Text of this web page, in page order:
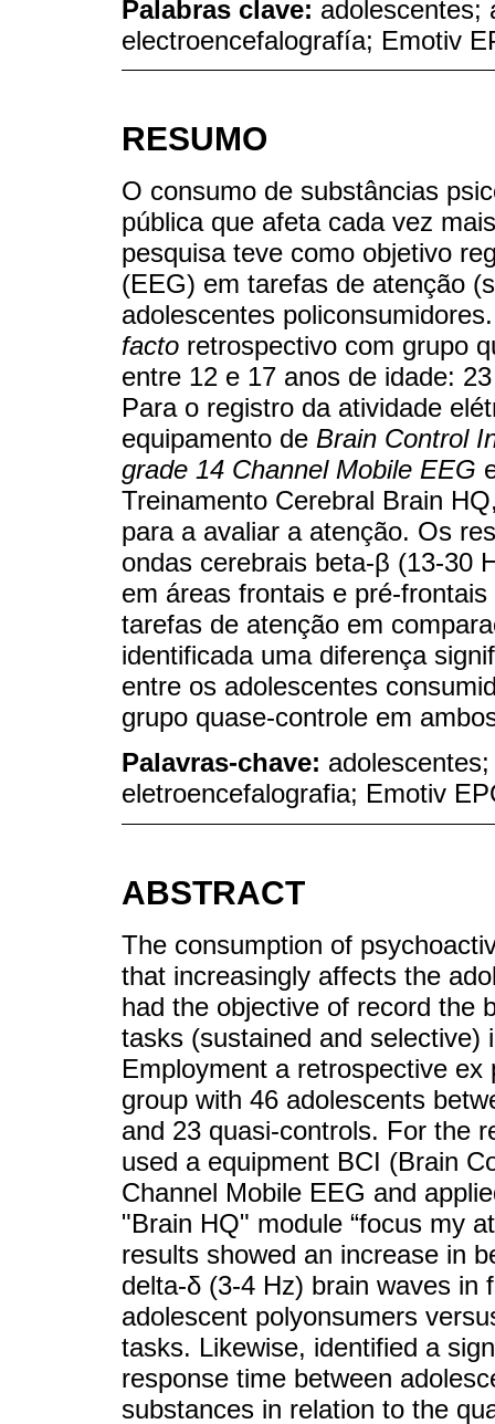
Palabras clave: adolescentes;
electroencefalografía; Emotiv
RESUMO
O consumo de substâncias
pública que afeta cada vez
pesquisa teve como objetivo
(EEG) em tarefas de atenção
adolescentes
facto retrospectivo com grupo
entre 12 e 17 anos de idade:
Para o registro da atividade
equipamento de Brain Control
grade 14 Channel Mobile EEG
Treinamento Cerebral Brain
para a avaliar a atenção. Os
ondas cerebrais beta-β (13-30
em áreas frontais e pré-
tarefas de atenção em
identificada uma diferença
entre os adolescentes
grupo quase-controle em
Palavras-chave:
eletroencefalografia; Emotiv
ABSTRACT
The consumption of
that increasingly affects the
had the objective of record the
tasks (sustained and selective)
Employment a retrospective
group with 46 adolescents
and 23 quasi-controls. For the
used a equipment BCI (Brain
Channel Mobile EEG and
"Brain HQ" module “focus my
results showed an increase in
delta-δ (3-4 Hz) brain waves in
adolescent polyonsumers
tasks. Likewise, identified a
response time between
substances in relation to the